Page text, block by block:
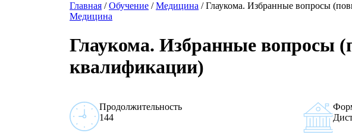
Главная /Обучение /Медицина / Глаукома. Избранные вопросы
Медицина
Глаукома. Избранные вопросы
квалификации)
Продолжительность
144